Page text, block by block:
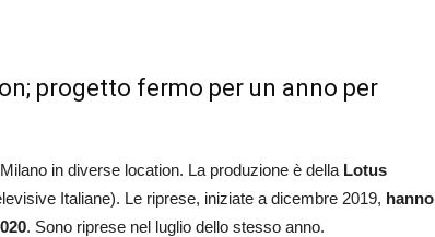
progetto fermo per un anno per
in diverse location. La produzione è della Lotus
Italiane). Le riprese, iniziate a dicembre 2019, hanno
. Sono riprese nel luglio dello stesso anno.